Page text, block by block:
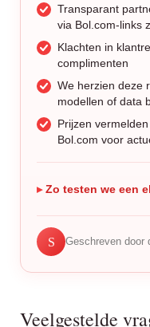
Transparant
via Bol.com-links
Klachten in
complimenten
We herzien deze
modellen of data
Prijzen
Bol.com voor
Zo testen we een
S Geschreven door
Veelgestelde